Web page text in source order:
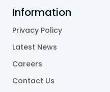
Information
Privacy Policy
Latest News
Careers
Contact Us